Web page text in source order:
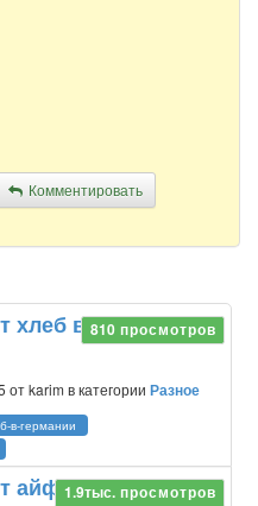
Комментировать
810просмотров
хлеб в германии
отkarim в категорииРазное
в-германии
1.9тыс.просмотров
айфон 5 с